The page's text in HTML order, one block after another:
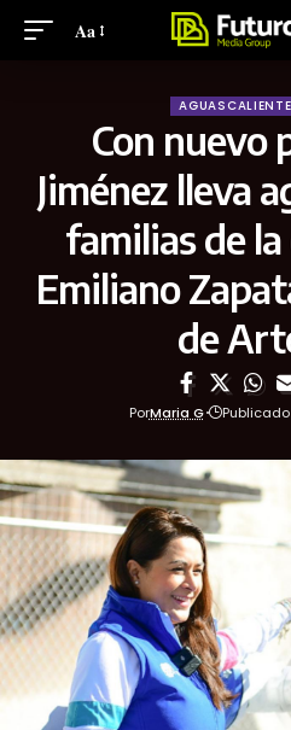
Aa
Con nuevo
Jiménez lleva
familias de
Emiliano
de
PorMaria G